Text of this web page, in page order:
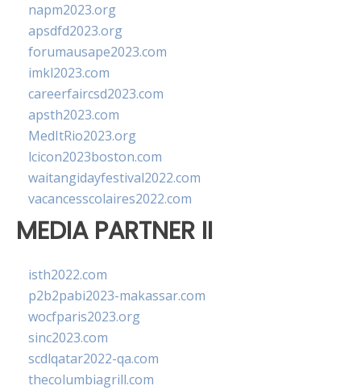
napm2023.org
apsdfd2023.org
forumausape2023.com
imkl2023.com
careerfaircsd2023.com
apsth2023.com
MedItRio2023.org
lcicon2023boston.com
waitangidayfestival2022.com
vacancesscolaires2022.com
MEDIA PARTNER II
isth2022.com
p2b2pabi2023-makassar.com
wocfparis2023.org
sinc2023.com
scdlqatar2022-qa.com
thecolumbiagrill.com